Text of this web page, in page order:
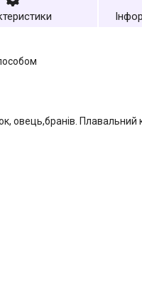
овець,бранів. Плавальний